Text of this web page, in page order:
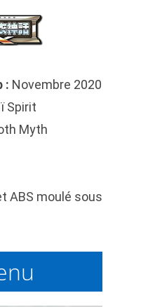
: Novembre 2020
Spirit
Myth
ABS moulé sous